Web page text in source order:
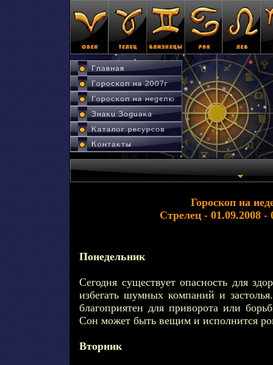
Гороскоп на
Стрелец - 01.09.2008 -
Понедельник
Сегодня существует опасность для
избегать шумных компаний и
благоприятен для приворота или
Сон может быть вещим и исполнится
Вторник